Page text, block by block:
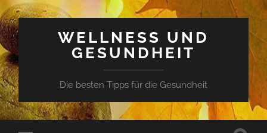
WELLNESS UND
GESUNDHEIT
Die besten Tipps für die Gesundheit